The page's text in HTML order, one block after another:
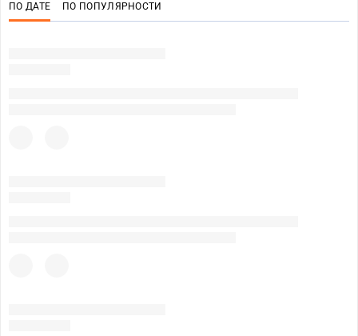
ПО ДАТЕ ПО ПОПУЛЯРНОСТИ